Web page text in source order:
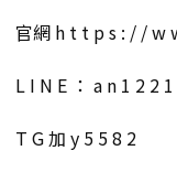
官網 h t t p s : / / w
L I N E ： a n 1 2 2 1
T G 加 y 5 5 8 2